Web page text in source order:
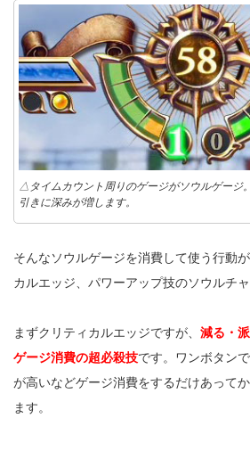
△タイムカウント周りのゲージがソウルゲージ
引きに深みが増します。
そんなソウルゲージを消費して使う行動
カルエッジ、パワーアップ技のソウルチャ
まずクリティカルエッジですが、 減る・
ゲージ消費の超必殺技です。ワンボタン
が高いなどゲージ消費をするだけあって
ます。